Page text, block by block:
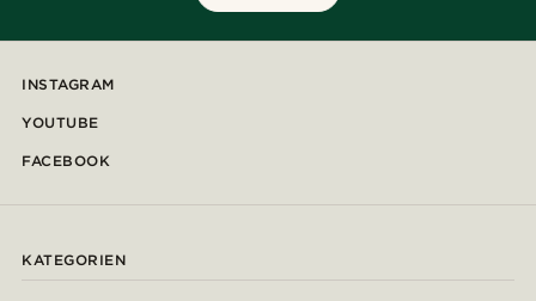
INSTAGRAM
YOUTUBE
FACEBOOK
KATEGORIEN